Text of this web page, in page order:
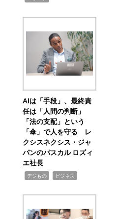
AIは「手段」、最終責
任は「人間の判断」
「法の支配」という
「傘」で人を守る レ
クシスネクシス・ジャ
パンのパスカル ロズィ
エ社長
デジもの ビジネス